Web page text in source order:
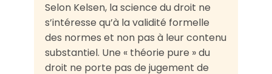
Selon Kelsen, la science du droit ne
s’intéresse qu’à la validité formelle
des normes et non pas à leur contenu
substantiel. Une « théorie pure » du
droit ne porte pas de jugement de